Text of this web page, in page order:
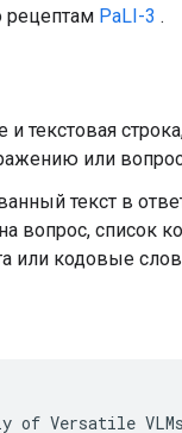
рецептам PaLI-3 .
и текстовая
или
текст в
вопрос, список
или кодовые
of Versatile